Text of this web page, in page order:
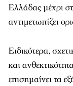
Ελλάδας μέχρι
αντιμετωπίζει
Ειδικότερα,
και
επισημαίνει τα